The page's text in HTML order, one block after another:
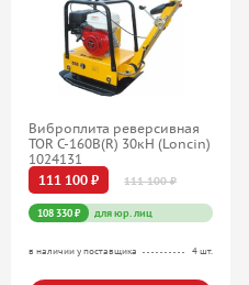
Виброплита реверсивная
TOR C-160B(R) 30кН (Loncin)
1024131
111 100 ₽
111 100 ₽
108 330 ₽ для юр. лиц
в наличии у поставщика 4 шт.